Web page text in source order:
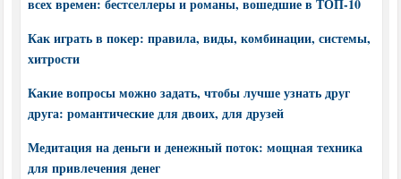
всех времен: бестселлеры и романы, вошедшие в ТОП-10
Как играть в покер: правила, виды, комбинации, системы,
хитрости
Какие вопросы можно задать, чтобы лучше узнать друг
друга: романтические для двоих, для друзей
Медитация на деньги и денежный поток: мощная техника
для привлечения денег